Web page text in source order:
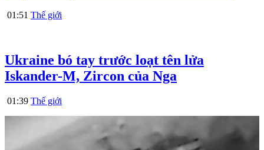
01:51 Thế giới
Ukraine bó tay trước loạt tên lửa
Iskander-M, Zircon của Nga
01:39 Thế giới